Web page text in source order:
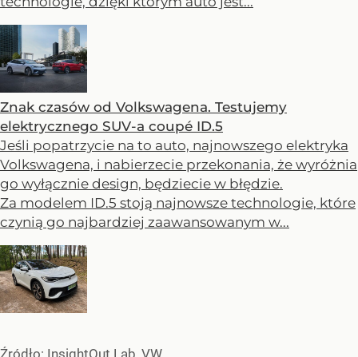
Znak czasów od Volkswagena. Testujemy
elektrycznego SUV-a coupé ID.5
Jeśli popatrzycie na to auto, najnowszego elektryka
Volkswagena, i nabierzecie przekonania, że wyróżnia
go wyłącznie design, będziecie w błędzie.
Za modelem ID.5 stoją najnowsze technologie, które
czynią go najbardziej zaawansowanym w...